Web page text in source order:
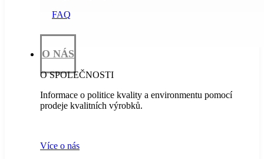
FAQ
O NÁS
O SPOLEČNOSTI
Informace o politice kvality a environmentu pomocí
prodeje kvalitních výrobků.
Více o nás